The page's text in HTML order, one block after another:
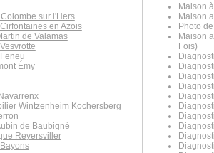
sur l'Hers
en Azois
de Valamas
Émy
Wintzenheim Kochersberg
de Baubigné
Reyersviller
Maison
Maison
Photo
Maison
Fois)